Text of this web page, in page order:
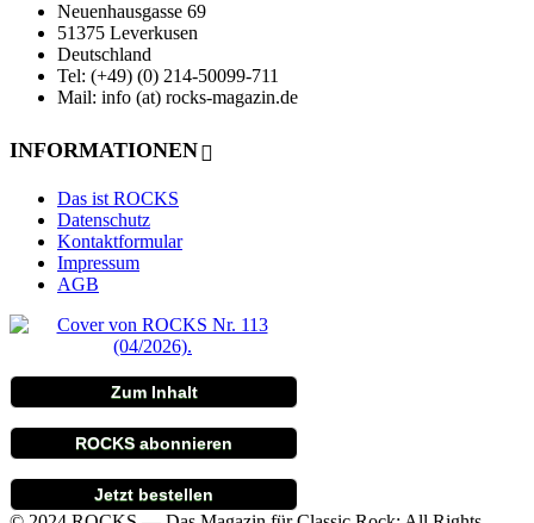
Neuenhausgasse 69
51375 Leverkusen
Deutschland
Tel: (+49) (0) 214-50099-711
Mail: info (at) rocks-magazin.de
INFORMATIONEN
Das ist ROCKS
Datenschutz
Kontaktformular
Impressum
AGB
Zum Inhalt
ROCKS abonnieren
Jetzt bestellen